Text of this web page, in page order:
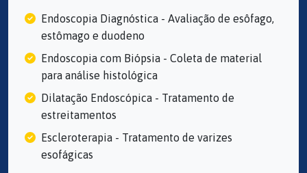
Endoscopia Diagnóstica - Avaliação de esôfago,
estômago e duodeno
Endoscopia com Biópsia - Coleta de material
para análise histológica
Dilatação Endoscópica - Tratamento de
estreitamentos
Escleroterapia - Tratamento de varizes
esofágicas